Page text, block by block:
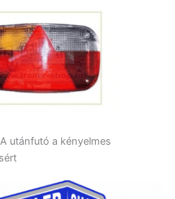
utánfutó a kényelmes